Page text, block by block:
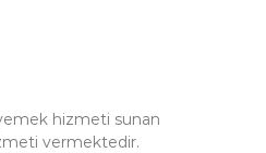
hizmeti sunan
vermektedir.